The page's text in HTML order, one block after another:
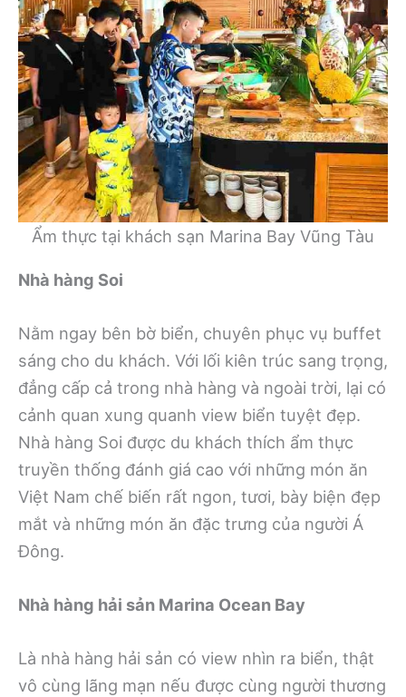
Ẩm thực tại khách sạn Marina Bay Vũng Tàu
Nhà hàng Soi
Nằm ngay bên bờ biển, chuyên phục vụ buffet
sáng cho du khách. Với lối kiên trúc sang trọng,
đẳng cấp cả trong nhà hàng và ngoài trời, lại có
cảnh quan xung quanh view biển tuyệt đẹp.
Nhà hàng Soi được du khách thích ẩm thực
truyền thống đánh giá cao với những món ăn
Việt Nam chế biến rất ngon, tươi, bày biện đẹp
mắt và những món ăn đặc trưng của người Á
Đông.
Nhà hàng hải sản Marina Ocean Bay
Là nhà hàng hải sản có view nhìn ra biển, thật
vô cùng lãng mạn nếu được cùng người thương